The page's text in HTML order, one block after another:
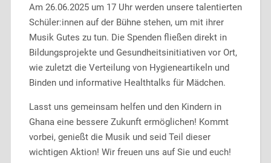
Am 26.06.2025 um 17 Uhr werden unsere talentierten
Schüler:innen auf der Bühne stehen, um mit ihrer
Musik Gutes zu tun. Die Spenden fließen direkt in
Bildungsprojekte und Gesundheitsinitiativen vor Ort,
wie zuletzt die Verteilung von Hygieneartikeln und
Binden und informative Healthtalks für Mädchen.
Lasst uns gemeinsam helfen und den Kindern in
Ghana eine bessere Zukunft ermöglichen! Kommt
vorbei, genießt die Musik und seid Teil dieser
wichtigen Aktion! Wir freuen uns auf Sie und euch!